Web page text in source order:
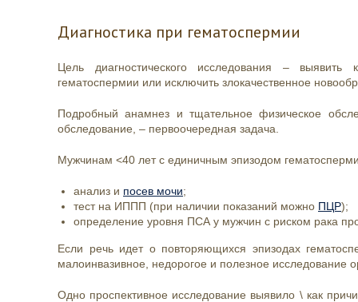
Диагностика при гематоспермии
Цель диагностического исследования –
гематоспермии или исключить злокачественное
Подробный анамнез и тщательное физическое
обследование, – первоочередная задача.
Мужчинам <40 лет с единичным эпизодом
анализ и посев мочи;
тест на ИППП (при наличии показаний можно ПЦР);
определение уровня ПСА у мужчин с риском рака
Если речь идет о повторяющихся эпизодах
малоинвазивное, недорогое и полезное исследование
Одно проспективное исследование выявило \ как